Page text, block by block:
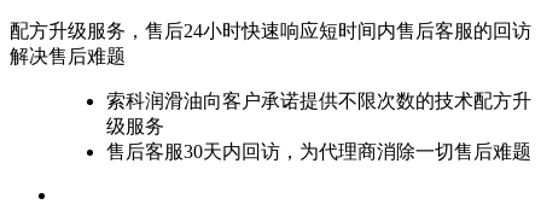
配方升级服务，售后24小时快速响应短时间内售后客服的回访
解决售后难题
索科润滑油向客户承诺提供不限次数的技术配方升
级服务
售后客服30天内回访，为代理商消除一切售后难题